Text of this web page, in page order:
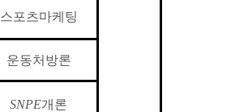
스포츠마케팅
운동처방론
SNPE개론